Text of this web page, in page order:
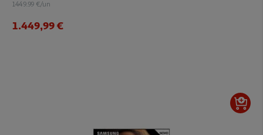
1449.99 €/un
1.449,99 €